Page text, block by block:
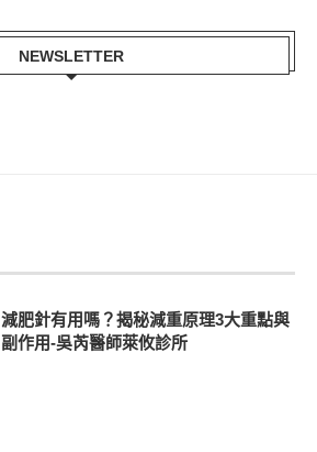
NEWSLETTER
減肥針有用嗎？揭秘減重原理3大重點與
副作用-吳芮醫師萊攸診所